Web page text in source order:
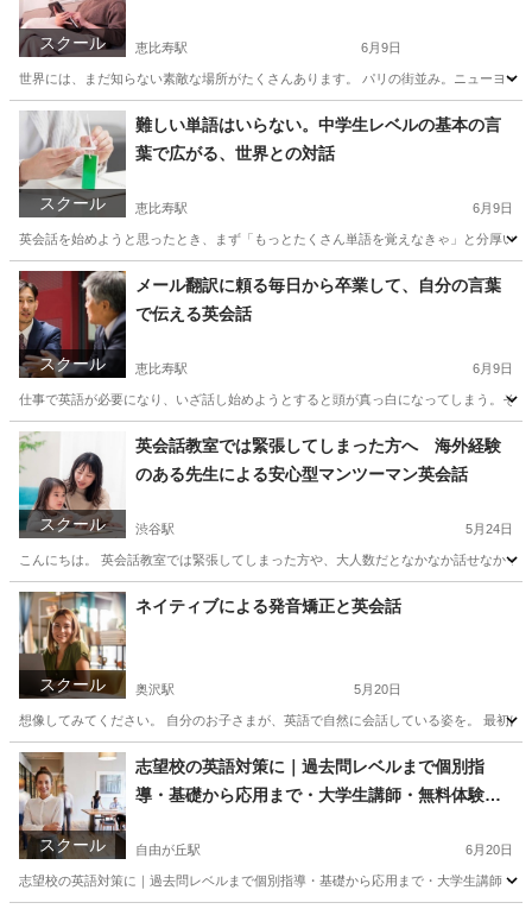
スクール 恵比寿駅 6月9日
世界には、まだ知らない素敵な場所がたくさんあります。 パリの街並み。ニューヨ
東京 渋谷区 恵比寿駅 旅行英語 文化
スクール
難しい単語はいらない。中学生レベルの基本の言
葉で広がる、世界との対話
恵比寿駅 6月9日
英会話を始めようと思ったとき、まず「もっとたくさん単語を覚えなきゃ」と分厚い
東京 渋谷区 恵比寿駅 英会話 瞬発力
スクール
メール翻訳に頼る毎日から卒業して、自分の言葉
で伝える英会話
恵比寿駅 6月9日
仕事で英語が必要になり、いざ話し始めようとすると頭が真っ白になってしまう。そ
東京 恵比寿駅 ビジネス英語 海外
スクール
英会話教室では緊張してしまった方へ 海外経験
のある先生による安心型マンツーマン英会話
渋谷駅 5月24日
こんにちは。 英会話教室では緊張してしまった方や、大人数だとなかなか話せなか
東京 目黒区 渋谷駅 英会話 海外
スクール
ネイティブによる発音矯正と英会話
奥沢駅 5月20日
想像してみてください。 自分のお子さまが、英語で自然に会話している姿を。 最初
東京 目黒区 奥沢駅 英会話 ネイティブ
スクール
志望校の英語対策に｜過去問レベルまで個別指
導・基礎から応用まで・大学生講師・無料体験あ
自由が丘駅 6月20日
志望校の英語対策に｜過去問レベルまで個別指導・基礎から応用まで・大学生講師・